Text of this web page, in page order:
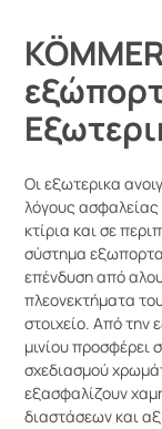
Οι εξωτερικα
λόγους
κτίρια και σε
σύ­στη­μα
επένδυση από
πλεονεκτήματα
στοιχείο. Από
μι­νί­ου προσφέρει
σχεδιασμού
εξασφαλίζουν
διαστάσεων και